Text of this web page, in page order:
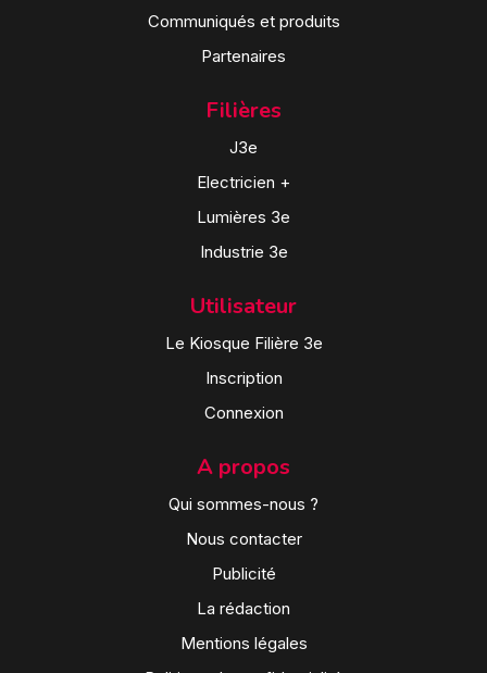
Communiqués et produits
Partenaires
Filières
J3e
Electricien +
Lumières 3e
Industrie 3e
Utilisateur
Le Kiosque Filière 3e
Inscription
Connexion
A propos
Qui sommes-nous ?
Nous contacter
Publicité
La rédaction
Mentions légales